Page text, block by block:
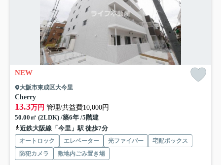
NEW
大阪市東成区大今里
Cherry
13.3万円 管理/共益費10,000円
50.00㎡ (2LDK) /築6年 /5階建
近鉄大阪線「今里」駅 徒歩7分
オートロック エレベーター 光ファイバー
宅配ボックス
防犯カメラ
敷地内ごみ置き場